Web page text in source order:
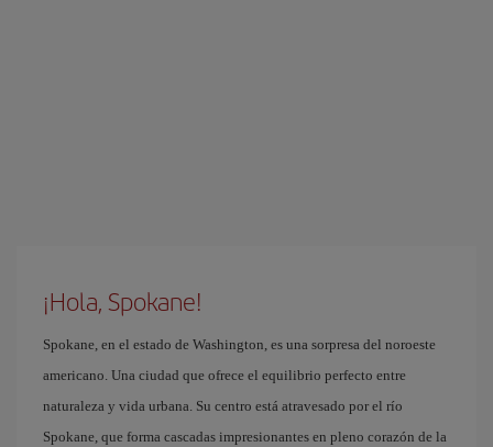
¡Hola, Spokane!
Spokane, en el estado de Washington, es una sorpresa del noroeste
americano. Una ciudad que ofrece el equilibrio perfecto entre
naturaleza y vida urbana. Su centro está atravesado por el río
Spokane, que forma cascadas impresionantes en pleno corazón de la